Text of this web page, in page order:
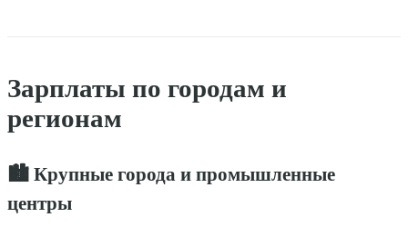
Зарплаты по городам и
регионам
🏙️ Крупные города и промышленные
центры